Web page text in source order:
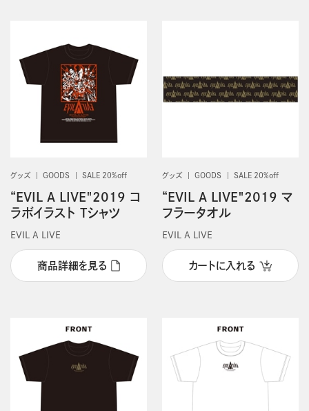
グッズ GOODS SALE 20%off
“EVIL A LIVE"2019 コ
ラボイラスト Tシャツ
EVIL A LIVE
商品詳細を見る
グッズ GOODS SALE 20%off
“EVIL A LIVE"2019 マ
フラータオル
EVIL A LIVE
カートに入れる